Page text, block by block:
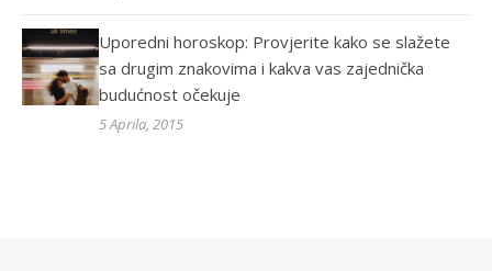
Uporedni horoskop: Provjerite kako se slažete
sa drugim znakovima i kakva vas zajednička
budućnost očekuje
5 Aprila, 2015